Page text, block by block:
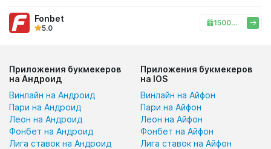
Fonbet
5.0
15000 ₽
Приложения букмекеров
на Андроид
Винлайн на Андроид
Пари на Андроид
Леон на Андроид
Фонбет на Андроид
Лига ставок на Андроид
Приложения букмекеров
на IOS
Винлайн на Айфон
Пари на Айфон
Леон на Айфон
Фонбет на Айфон
Лига ставок на Айфон